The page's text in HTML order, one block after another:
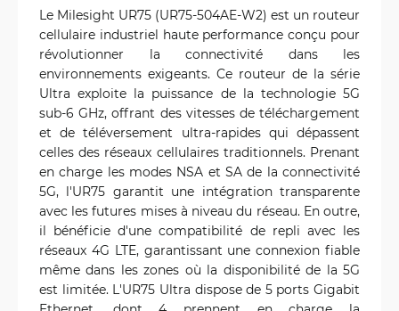
Le Milesight UR75 (UR75-504AE-W2) est un routeur
cellulaire industriel haute performance conçu pour
révolutionner la connectivité dans les
environnements exigeants. Ce routeur de la série
Ultra exploite la puissance de la technologie 5G
sub-6 GHz, offrant des vitesses de téléchargement
et de téléversement ultra-rapides qui dépassent
celles des réseaux cellulaires traditionnels. Prenant
en charge les modes NSA et SA de la connectivité
5G, l'UR75 garantit une intégration transparente
avec les futures mises à niveau du réseau. En outre,
il bénéficie d'une compatibilité de repli avec les
réseaux 4G LTE, garantissant une connexion fiable
même dans les zones où la disponibilité de la 5G
est limitée. L'UR75 Ultra dispose de 5 ports Gigabit